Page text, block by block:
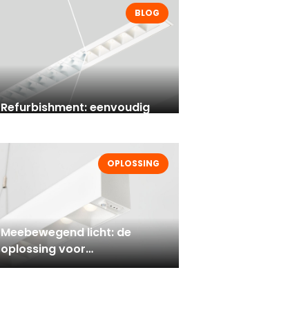
BLOG
Refurbishment: eenvoudig
energiezuinige ledverlichting
OPLOSSING
Meebewegend licht: de
oplossing voor
kantoorruimtes